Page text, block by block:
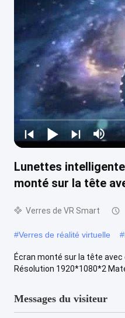
Lunettes
monté sur la tête
Verres de VR Smart
#Verres de réalité virtuelle #
Écran monté sur la tête avec
Résolution 1920*1080*2
Messages du visiteur